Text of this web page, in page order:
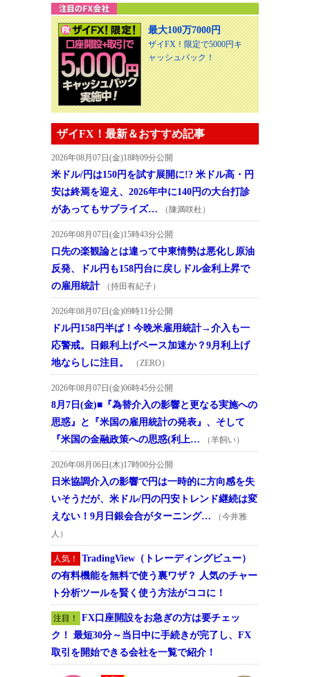
最大100万7000円
ザイFX！限定で5000円キ
ャッシュバック！
ザイFX！最新＆おすすめ記事
2026年08月07日(金)18時09分公開
米ドル/円は150円を試す展開に!? 米ドル高・円
安は終焉を迎え、2026年中に140円の大台打診
があってもサプライズ…
（陳満咲杜）
2026年08月07日(金)15時43分公開
口先の楽観論とは違って中東情勢は悪化し原油
反発、ドル円も158円台に戻しドル金利上昇で
の雇用統計
（持田有紀子）
2026年08月07日(金)09時11分公開
ドル円158円半ば！今晩米雇用統計→介入も一
応警戒。日銀利上げペース加速か？9月利上げ
地ならしに注目。
（ZERO）
2026年08月07日(金)06時45分公開
8月7日(金)■『為替介入の影響と更なる実施への
思惑』と『米国の雇用統計の発表』、そして
『米国の金融政策への思惑(利上…
（羊飼い）
2026年08月06日(木)17時00分公開
日米協調介入の影響で円は一時的に方向感を失
いそうだが、米ドル/円の円安トレンド継続は変
えない！9月日銀会合がターニング…
（今井雅
人）
人気！
TradingView（トレーディングビュー）
の有料機能を無料で使う裏ワザ？ 人気のチャー
ト分析ツールを賢く使う方法がココに！
注目！
FX口座開設をお急ぎの方は要チェッ
ク！ 最短30分～当日中に手続きが完了し、FX
取引を開始できる会社を一覧で紹介！